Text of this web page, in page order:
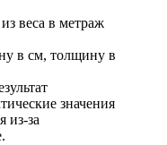
веса в метраж
в см, толщину в
значения
из-за